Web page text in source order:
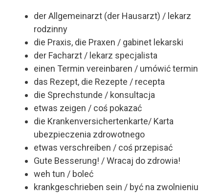
der Allgemeinarzt (der Hausarzt) / lekarz
rodzinny
die Praxis, die Praxen / gabinet lekarski
der Facharzt / lekarz specjalista
einen Termin vereinbaren / umówić termin
das Rezept, die Rezepte / recepta
die Sprechstunde / konsultacja
etwas zeigen / coś pokazać
die Krankenversichertenkarte/ Karta
ubezpieczenia zdrowotnego
etwas verschreiben / coś przepisać
Gute Besserung! / Wracaj do zdrowia!
weh tun / boleć
krankgeschrieben sein / być na zwolnieniu